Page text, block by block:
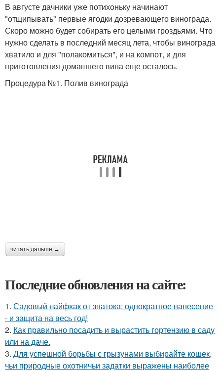
В августе дачники уже потихоньку начинают
"отщипывать" первые ягодки дозревающего винограда.
Скоро можно будет собирать его целыми гроздьями. Что
нужно сделать в последний месяц лета, чтобы винограда
хватило и для "полакомиться", и на компот, и для
приготовления домашнего вина еще осталось.
Процедура №1. Полив винограда
читать дальше →
Последние обновления на сайте:
1. Садовый лайфхак от знатока: однократное нанесение
- и защита на весь год!
2. Как правильно посадить и вырастить гортензию в саду
или на даче.
3. Для успешной борьбы с грызунами выбирайте кошек,
чьи природные охотничьи задатки выражены наиболее